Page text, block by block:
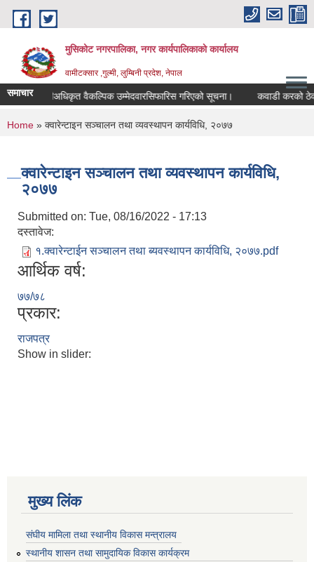
Skip to main content
मुसिकोट नगरपालिका, नगर कार्यपालिकाकाे कार्यालय
वामीटक्सार ,गुल्मी, लुम्बिनी प्रदेश, नेपाल
समाचारनापीअधिकृत वैकल्पिक उम्मेदवारसिफारिस गरिएको सूचना। कवाडी करको ठेक्का
You are here
Home » क्वारेन्टाइन सञ्चालन तथा व्यवस्थापन कार्यविधि, २०७७
क्वारेन्टाइन सञ्चालन तथा व्यवस्थापन कार्यविधि,
२०७७
Submitted on: Tue, 08/16/2022 - 17:13
दस्तावेज:
१.क्वारेन्टाईन सञ्चालन तथा ब्यवस्थापन कार्यविधि, २०७७.pdf
आर्थिक वर्ष:
७७/७८
प्रकार:
राजपत्र
Show in slider:
मुख्य लिंक
संघीय मामिला तथा स्थानीय विकास मन्त्रालय
स्थानीय शासन तथा सामुदायिक विकास कार्यक्रम